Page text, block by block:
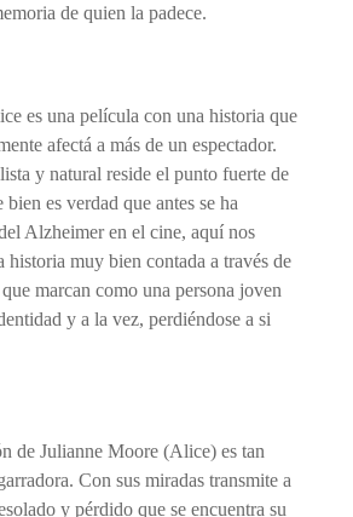
de quien la padece.
una película con una historia que
afectá a más de un espectador.
y natural reside el punto fuerte de
es verdad que antes se ha
Alzheimer en el cine, aquí nos
historia muy bien contada a través de
marcan como una persona joven
y a la vez, perdiéndose a si
Julianne Moore (Alice) es tan
Con sus miradas transmite a
y pérdido que se encuentra su